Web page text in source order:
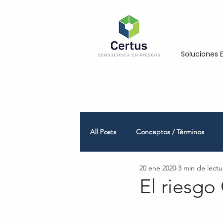
Soluciones
All Posts Conceptos / Términos
Empresas Medianas y Grandes
El
20 ene 2020 3 min de